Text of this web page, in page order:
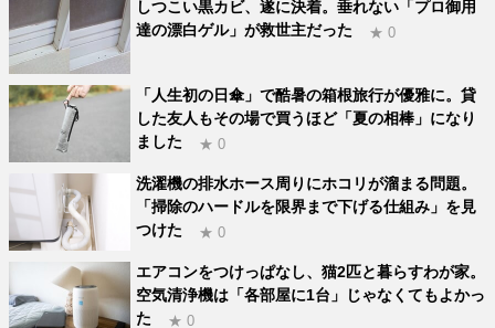
しつこい黒カビ、遂に決着。垂れない「プロ御用
達の漂白ゲル」が救世主だった
★ 0
「人生初の日傘」で酷暑の箱根旅行が優雅に。貸
した友人もその場で買うほど「夏の相棒」になり
ました
★ 0
洗濯機の排水ホース周りにホコリが溜まる問題。
「掃除のハードルを限界まで下げる仕組み」を見
つけた
★ 0
エアコンをつけっぱなし、猫2匹と暮らすわが家。
空気清浄機は「各部屋に1台」じゃなくてもよかっ
た
★ 0